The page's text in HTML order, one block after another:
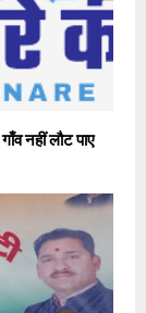
नहीं लौट पाए